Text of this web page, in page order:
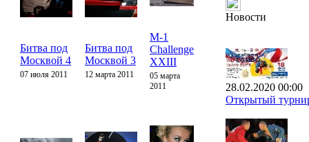
Битва под
Москвой 4
07 июля 2011
Битва под
Москвой 3
12 марта 2011
M-1
Challenge
XXIII
05 марта
2011
Новости
28.02.2020 00:00
Открытый